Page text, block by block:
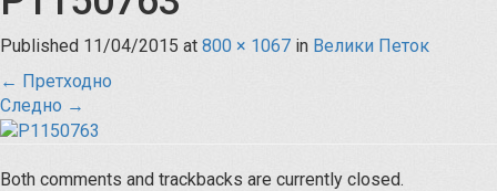
Published 11/04/2015 at 800 × 1067 in Велики Петок
← Претходно
Следно →
Both comments and trackbacks are currently closed.